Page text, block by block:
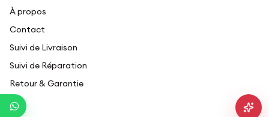
À propos
Contact
Suivi de Livraison
Suivi de Réparation
Retour & Garantie